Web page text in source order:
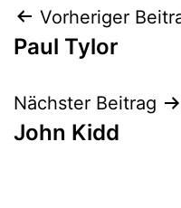
Beitrags-
Navigation
Vorheriger
Paul Tylor
Nächster Beitrag
John Kidd